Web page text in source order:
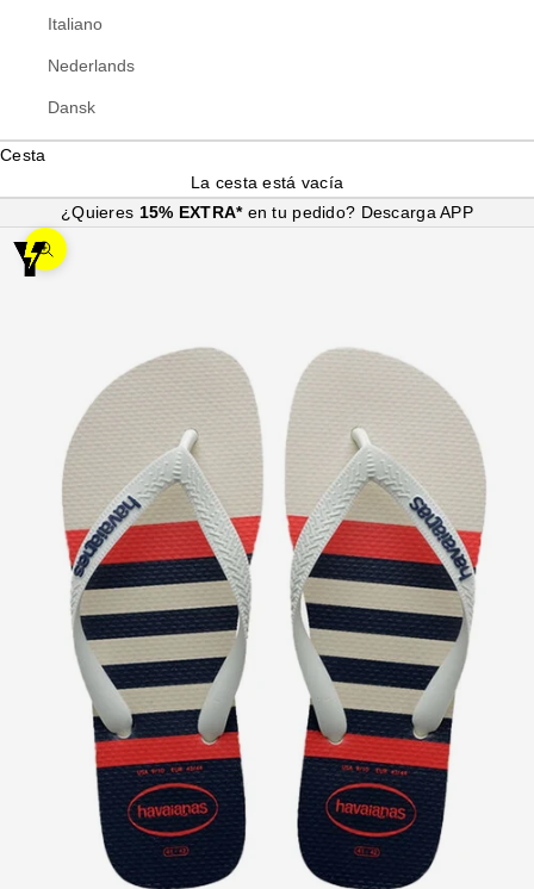
Italiano
Nederlands
Dansk
Cesta
La cesta está vacía
¿Quieres 15% EXTRA* en tu pedido? Descarga APP
Zoom